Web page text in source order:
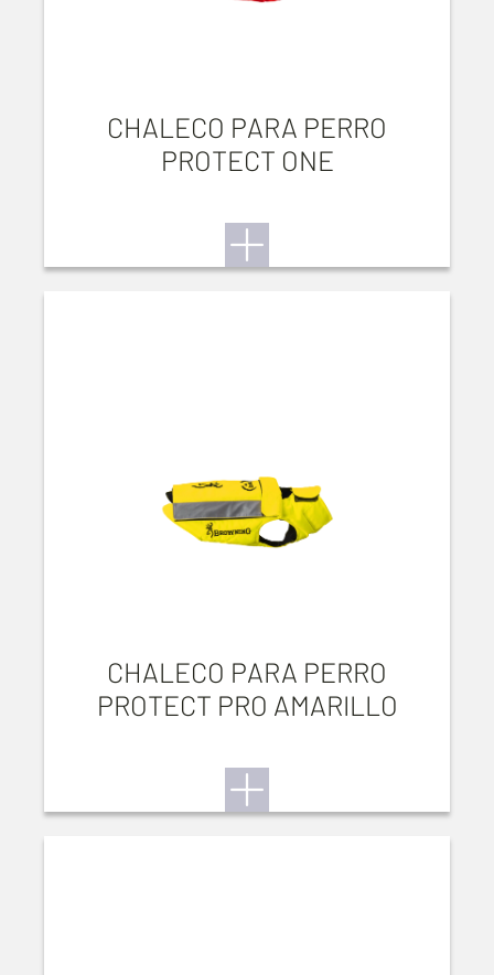
CHALECO PARA PERRO
PROTECT ONE
CHALECO PARA PERRO
PROTECT PRO AMARILLO